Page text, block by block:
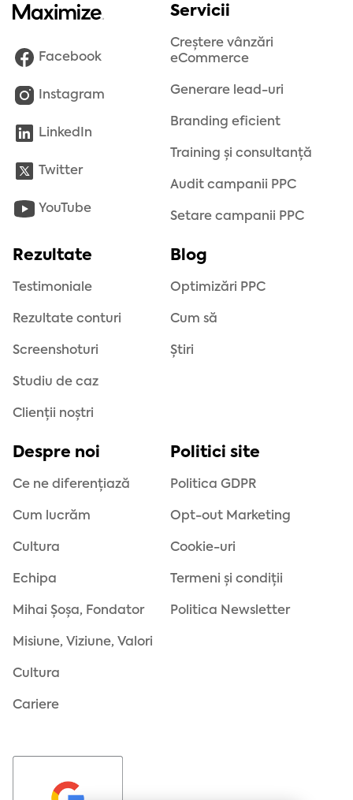
Facebook
Instagram
LinkedIn
Twitter
YouTube
Servicii
Creștere vânzări
eCommerce
Generare lead-uri
Branding eficient
Training și consultanță
Audit campanii PPC
Setare campanii PPC
Rezultate
Testimoniale
Rezultate conturi
Screenshoturi
Studiu de caz
Clienții noștri
Blog
Optimizări PPC
Cum să
Știri
Despre noi
Ce ne diferențiază
Cum lucrăm
Cultura
Echipa
Mihai Șoșa, Fondator
Misiune, Viziune, Valori
Cultura
Cariere
Politici site
Politica GDPR
Opt-out Marketing
Cookie-uri
Termeni și condiții
Politica Newsletter